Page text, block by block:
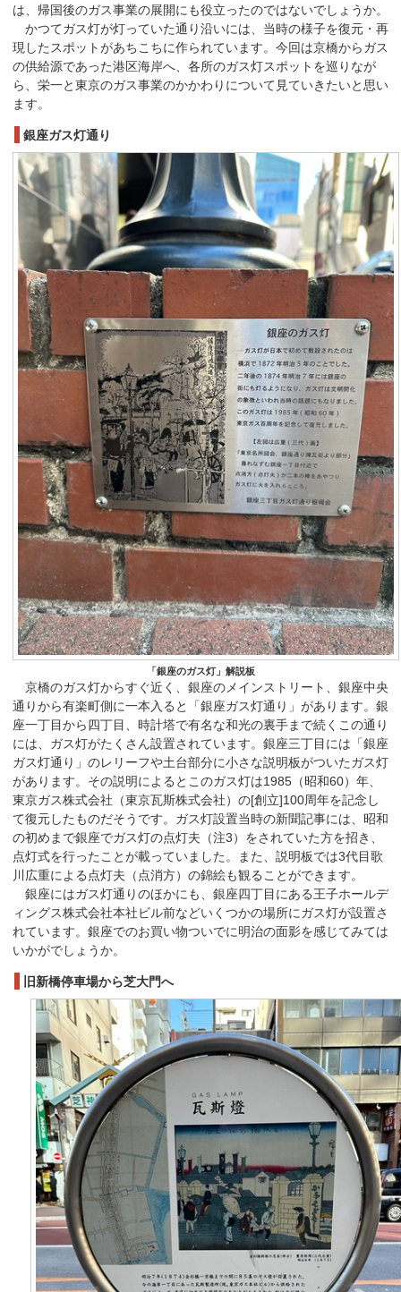
は、帰国後のガス事業の展開にも役立ったのではないでしょうか。
かつてガス灯が灯っていた通り沿いには、当時の様子を復元・再
現したスポットがあちこちに作られています。今回は京橋からガス
の供給源であった港区海岸へ、各所のガス灯スポットを巡りなが
ら、栄一と東京のガス事業のかかわりについて見ていきたいと思い
ます。
銀座ガス灯通り
「銀座のガス灯」解説板
京橋のガス灯からすぐ近く、銀座のメインストリート、銀座中央
通りから有楽町側に一本入ると「銀座ガス灯通り」があります。銀
座一丁目から四丁目、時計塔で有名な和光の裏手まで続くこの通り
には、ガス灯がたくさん設置されています。銀座三丁目には「銀座
ガス灯通り」のレリーフや土台部分に小さな説明板がついたガス灯
があります。その説明によるとこのガス灯は1985（昭和60）年、
東京ガス株式会社（東京瓦斯株式会社）の[創立]100周年を記念し
て復元したものだそうです。ガス灯設置当時の新聞記事には、昭和
の初めまで銀座でガス灯の点灯夫（注3）をされていた方を招き、
点灯式を行ったことが載っていました。また、説明板では3代目歌
川広重による点灯夫（点消方）の錦絵も観ることができます。
銀座にはガス灯通りのほかにも、銀座四丁目にある王子ホールデ
ィングス株式会社本社ビル前などいくつかの場所にガス灯が設置さ
れています。銀座でのお買い物ついでに明治の面影を感じてみては
いかがでしょうか。
旧新橋停車場から芝大門へ